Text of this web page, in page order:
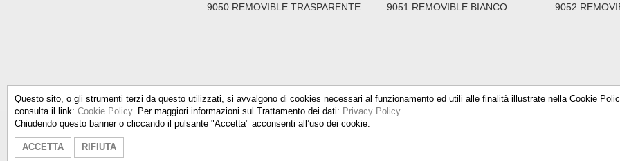
9050 REMOVIBLE TRASPARENTE 9051 REMOVIBLE BIANCO 9052
Questo sito, o gli strumenti terzi da questo utilizzati, si avvalgono di cookies necessari al funzionamento ed utili alle finalità illustrate nella Cookie
consulta il link: Cookie Policy. Per maggiori informazioni sul Trattamento dei dati: Privacy Policy.
Chiudendo questo banner o cliccando il pulsante "Accetta" acconsenti all’uso dei cookie.
ACCETTA RIFIUTA